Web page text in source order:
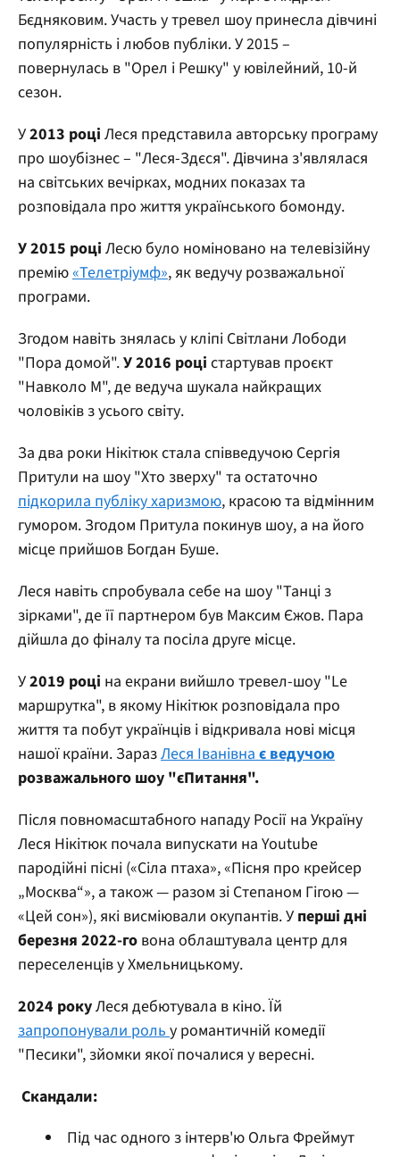
Бєдняковим. Участь у тревел шоу принесла дівчині
популярність і любов публіки. У 2015 –
повернулась в "Орел і Решку" у ювілейний, 10-й
сезон.
У2013 році Леся представила авторську програму
про шоубізнес – "Леся-Здєся". Дівчина з'являлася
на світських вечірках, модних показах та
розповідала про життя українського бомонду.
У 2015 році Лесю було номіновано на телевізійну
премію«Телетріумф», як ведучу розважальної
програми.
Згодом навіть знялась у кліпі Світлани Лободи
"Пора домой".У 2016 році стартував проєкт
"Навколо М", де ведуча шукала найкращих
чоловіків з усього світу.
За два роки Нікітюк стала співведучою Сергія
Притули на шоу "Хто зверху" та остаточно
підкорила публіку харизмою, красою та відмінним
гумором. Згодом Притула покинув шоу, а на його
місце прийшов Богдан Буше.
Леся навіть спробувала себе на шоу "Танці з
зірками", де її партнером був Максим Єжов. Пара
дійшла до фіналу та посіла друге місце.
У2019 році на екрани вийшло тревел-шоу "Le
маршрутка", в якому Нікітюк розповідала про
життя та побут українців і відкривала нові місця
нашої країни. ЗаразЛеся Іванівнає ведучою
розважального шоу "єПитання".
Після повномасштабного нападу Росії на Україну
Леся Нікітюк почала випускати на Youtube
пародійні пісні («Сіла птаха», «Пісня про крейсер
„Москва“», а також — разом зі Степаном Гігою —
«Цей сон»), які висміювали окупантів. У перші дні
березня 2022-го вона облаштувала центр для
переселенців у Хмельницькому.
2024 рокуЛеся дебютувала в кіно. Їй
запропонували рольу романтичній комедії
"Песики", зйомки якої почалися у вересні.
Скандали:
Під час одного з інтерв'ю Ольга Фреймут